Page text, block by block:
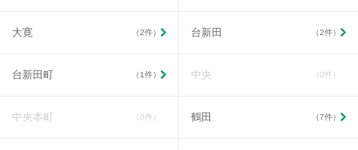
大寛 （2件） 台新田 （2件）
台新田町 （1件） 中央 （0件）
中央本町 （0件） 鶴田 （7件）